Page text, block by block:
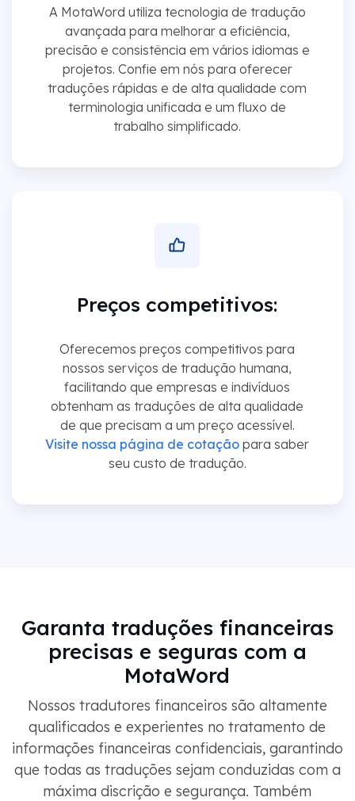
A MotaWord utiliza tecnologia de tradução
avançada para melhorar a eficiência,
precisão e consistência em vários idiomas e
projetos. Confie em nós para oferecer
traduções rápidas e de alta qualidade com
terminologia unificada e um fluxo de
trabalho simplificado.
Preços competitivos:
Oferecemos preços competitivos para
nossos serviços de tradução humana,
facilitando que empresas e indivíduos
obtenham as traduções de alta qualidade
de que precisam a um preço acessível.
Visite nossa página de cotação para saber
seu custo de tradução.
Garanta traduções financeiras
precisas e seguras com a
MotaWord
Nossos tradutores financeiros são altamente
qualificados e experientes no tratamento de
informações financeiras confidenciais, garantindo
que todas as traduções sejam conduzidas com a
máxima discrição e segurança. Também